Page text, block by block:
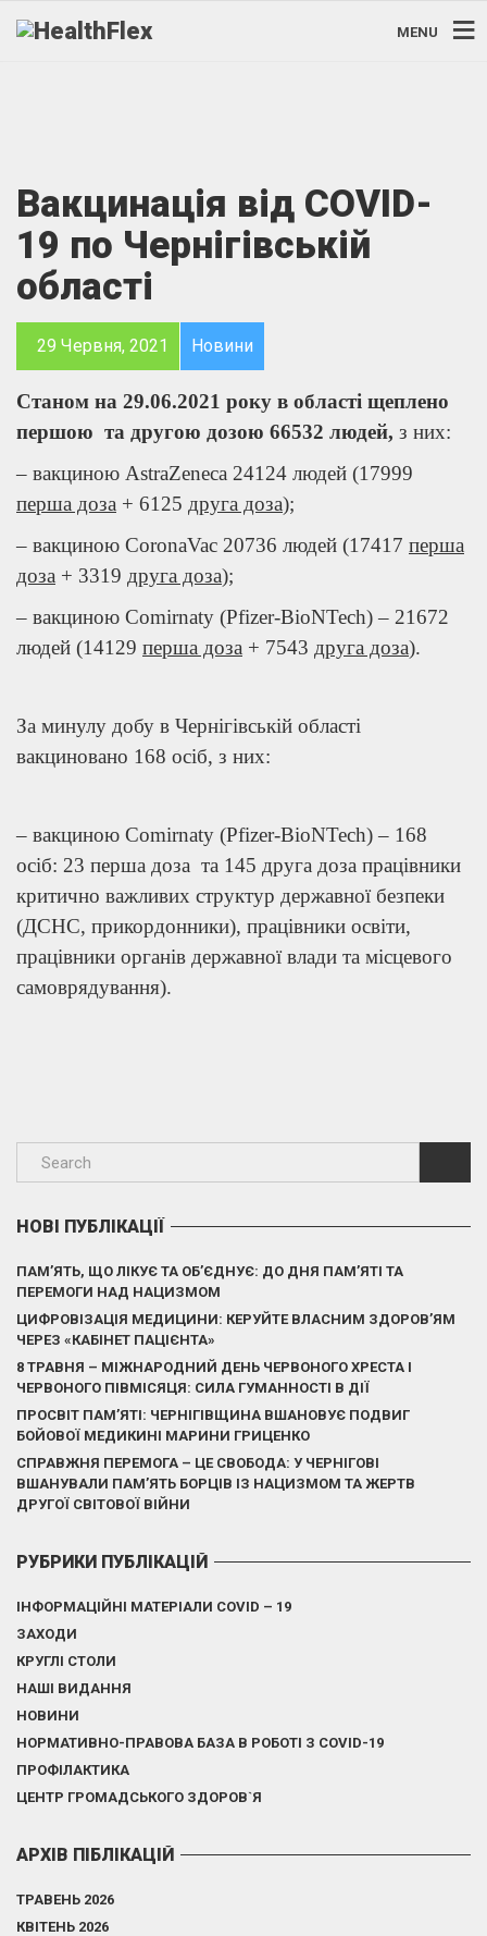
MENU
Вакцинація від COVID-
19 по Чернігівській
області
29 Червня, 2021 Новини
Станом на 29.06.2021 року в області щеплено
першою та другою дозою 66532 людей, з них:
– вакциною AstraZeneca 24124 людей (17999
перша доза + 6125 друга доза);
– вакциною CoronaVac 20736 людей (17417 перша
доза + 3319 друга доза);
– вакциною Comirnaty (Pfizer-BioNTech) – 21672
людей (14129 перша доза + 7543 друга доза).
За минулу добу в Чернігівській області
вакциновано 168 осіб, з них:
– вакциною Comirnaty (Pfizer-BioNTech) – 168
осіб: 23 перша доза та 145 друга доза працівники
критично важливих структур державної безпеки
(ДСНС, прикордонники), працівники освіти,
працівники органів державної влади та місцевого
самоврядування).
НОВІ ПУБЛІКАЦІЇ
ПАМ’ЯТЬ, ЩО ЛІКУЄ ТА ОБ’ЄДНУЄ: ДО ДНЯ ПАМ’ЯТІ ТА
ПЕРЕМОГИ НАД НАЦИЗМОМ
ЦИФРОВІЗАЦІЯ МЕДИЦИНИ: КЕРУЙТЕ ВЛАСНИМ ЗДОРОВ’ЯМ
ЧЕРЕЗ «КАБІНЕТ ПАЦІЄНТА»
8 ТРАВНЯ – МІЖНАРОДНИЙ ДЕНЬ ЧЕРВОНОГО ХРЕСТА І
ЧЕРВОНОГО ПІВМІСЯЦЯ: СИЛА ГУМАННОСТІ В ДІЇ
ПРОСВІТ ПАМ’ЯТІ: ЧЕРНІГІВЩИНА ВШАНОВУЄ ПОДВИГ
БОЙОВОЇ МЕДИКИНІ МАРИНИ ГРИЦЕНКО
СПРАВЖНЯ ПЕРЕМОГА – ЦЕ СВОБОДА: У ЧЕРНІГОВІ
ВШАНУВАЛИ ПАМ’ЯТЬ БОРЦІВ ІЗ НАЦИЗМОМ ТА ЖЕРТВ
ДРУГОЇ СВІТОВОЇ ВІЙНИ
РУБРИКИ ПУБЛІКАЦІЙ
ІНФОРМАЦІЙНІ МАТЕРІАЛИ COVID – 19
ЗАХОДИ
КРУГЛІ СТОЛИ
НАШІ ВИДАННЯ
НОВИНИ
НОРМАТИВНО-ПРАВОВА БАЗА В РОБОТІ З COVID-19
ПРОФІЛАКТИКА
ЦЕНТР ГРОМАДСЬКОГО ЗДОРОВ`Я
АРХІВ ПІБЛІКАЦІЙ
ТРАВЕНЬ 2026
КВІТЕНЬ 2026